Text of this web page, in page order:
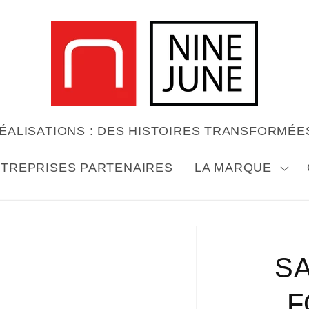
: DES HISTOIRES
PARTENAIRES LA MARQUE